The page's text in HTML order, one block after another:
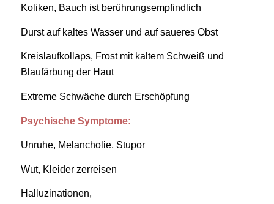
Koliken, Bauch ist berührungsempfindlich
Durst auf kaltes Wasser und auf saueres Obst
Kreislaufkollaps, Frost mit kaltem Schweiß und
Blaufärbung der Haut
Extreme Schwäche durch Erschöpfung
Psychische Symptome:
Unruhe, Melancholie, Stupor
Wut, Kleider zerreisen
Halluzinationen,